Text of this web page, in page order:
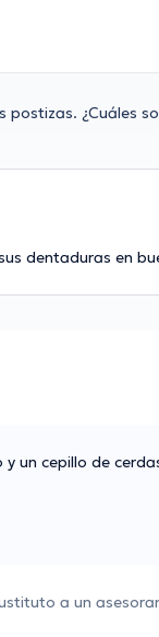
¿Cuáles
dentaduras en
un cepillo de
a un